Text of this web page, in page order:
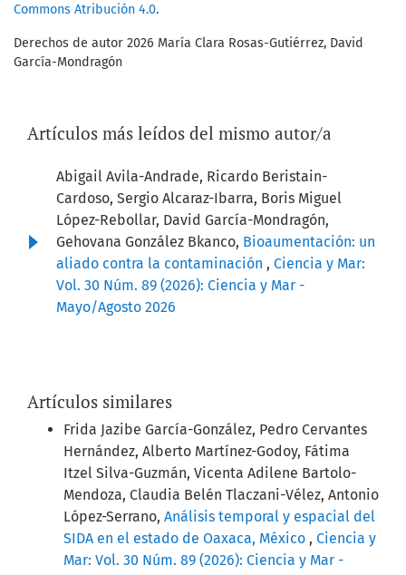
Commons Atribución 4.0.
Derechos de autor 2026 María Clara Rosas-Gutiérrez, David
García-Mondragón
Artículos más leídos del mismo autor/a
Abigail Avila-Andrade, Ricardo Beristain-
Cardoso, Sergio Alcaraz-Ibarra, Boris Miguel
López-Rebollar, David García-Mondragón,
Gehovana González Bkanco, Bioaumentación: un
aliado contra la contaminación , Ciencia y Mar:
Vol. 30 Núm. 89 (2026): Ciencia y Mar -
Mayo/Agosto 2026
Artículos similares
Frida Jazibe García-González, Pedro Cervantes
Hernández, Alberto Martínez-Godoy, Fátima
Itzel Silva-Guzmán, Vicenta Adilene Bartolo-
Mendoza, Claudia Belén Tlaczani-Vélez, Antonio
López-Serrano, Análisis temporal y espacial del
SIDA en el estado de Oaxaca, México , Ciencia y
Mar: Vol. 30 Núm. 89 (2026): Ciencia y Mar -